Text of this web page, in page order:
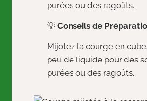
purées ou des ragoûts.
💡 Conseils de
Mijotez la courge en
peu de liquide pour des
purées ou des ragoûts.